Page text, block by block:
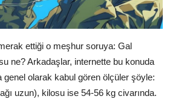
ettiği o meşhur soruya: Gal
ne? Arkadaşlar, internette bu konuda
genel olarak kabul gören ölçüler şöyle:
uzun), kilosu ise 54-56 kg civarında.